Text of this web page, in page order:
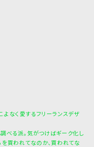
よなく愛するフリーランスデザ
べる派。気がつけばギーク化し
を買われてなのか、買われてな